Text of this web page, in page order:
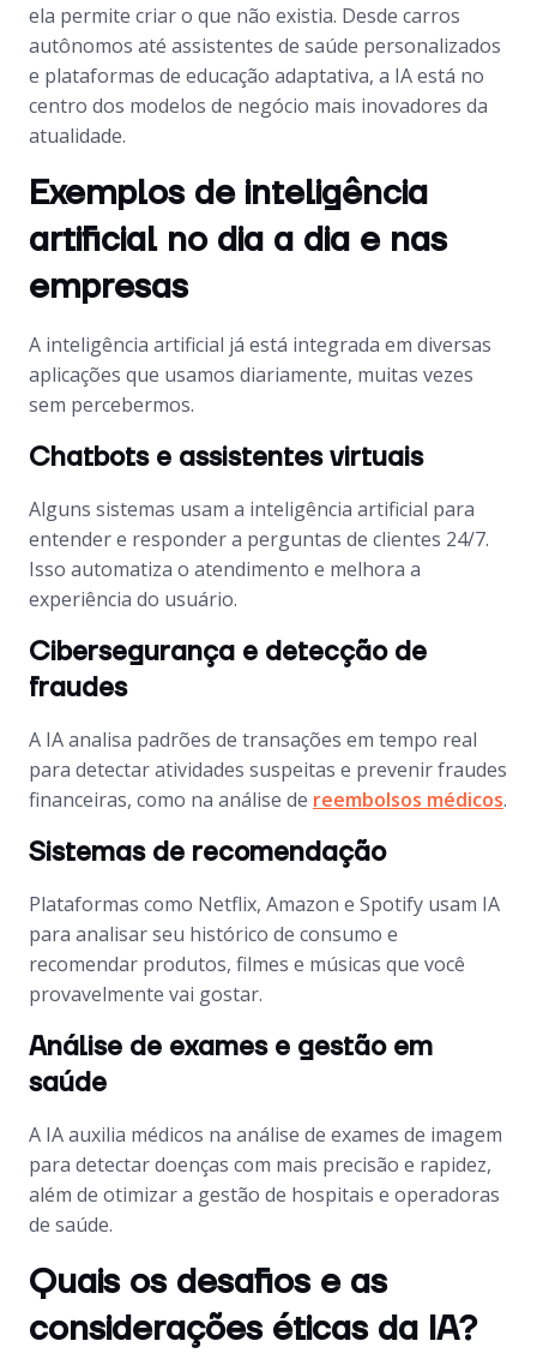
ela permite criar o que não existia. Desde carros
autônomos até assistentes de saúde personalizados
e plataformas de educação adaptativa, a IA está no
centro dos modelos de negócio mais inovadores da
atualidade.
Exemplos de inteligência
artificial no dia a dia e nas
empresas
A inteligência artificial já está integrada em diversas
aplicações que usamos diariamente, muitas vezes
sem percebermos.
Chatbots e assistentes virtuais
Alguns sistemas usam a inteligência artificial para
entender e responder a perguntas de clientes 24/7.
Isso automatiza o atendimento e melhora a
experiência do usuário.
Cibersegurança e detecção de
fraudes
A IA analisa padrões de transações em tempo real
para detectar atividades suspeitas e prevenir fraudes
financeiras, como na análise de reembolsos médicos.
Sistemas de recomendação
Plataformas como Netflix, Amazon e Spotify usam IA
para analisar seu histórico de consumo e
recomendar produtos, filmes e músicas que você
provavelmente vai gostar.
Análise de exames e gestão em
saúde
A IA auxilia médicos na análise de exames de imagem
para detectar doenças com mais precisão e rapidez,
além de otimizar a gestão de hospitais e operadoras
de saúde.
Quais os desafios e as
considerações éticas da IA?